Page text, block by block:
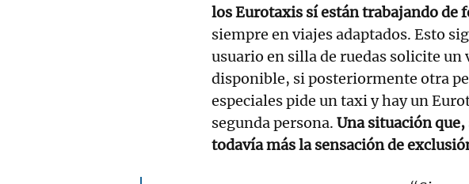
los Eurotaxis sí están trabajando de
siempre en viajes adaptados. Esto
usuario en silla de ruedas solicite
disponible, si posteriormente otra
especiales pide un taxi y hay un
segunda persona. Una situación
todavía más la sensación de